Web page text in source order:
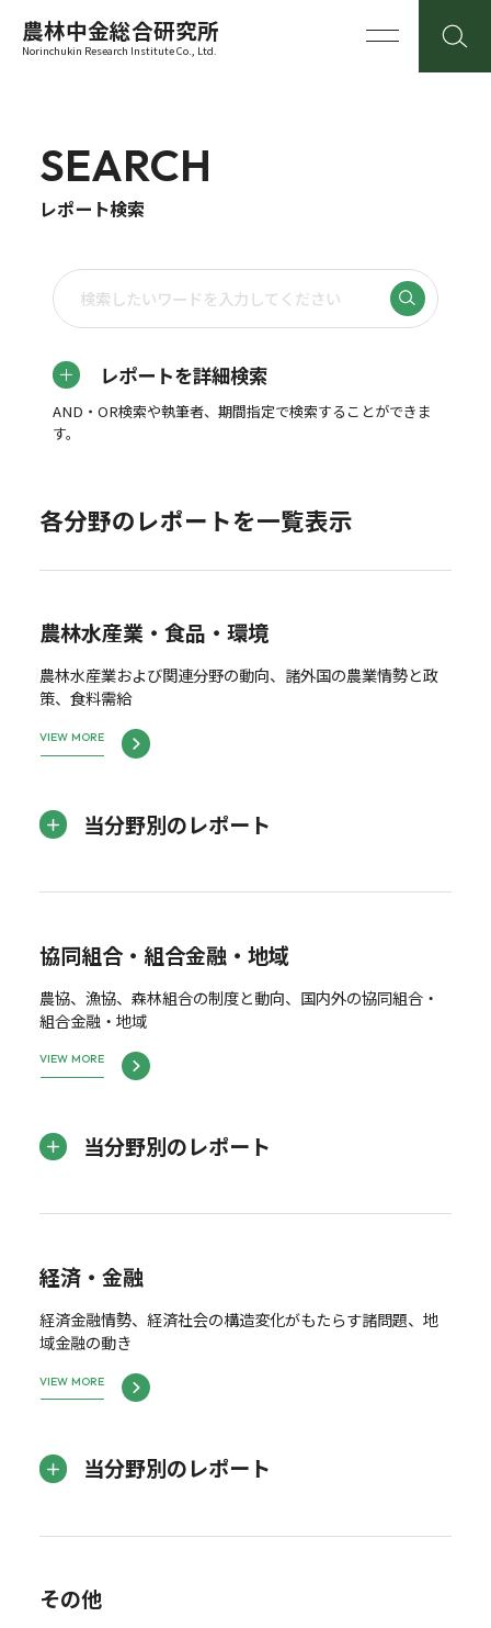
農林中金総合研究所
Norinchukin Research Institute Co., Ltd.
SEARCH
レポート検索
レポートを詳細検索
AND・OR検索や執筆者、期間指定で検索することができま
す。
各分野のレポートを一覧表示
農林水産業・食品・環境
農林水産業および関連分野の動向、諸外国の農業情勢と政
策、食料需給
VIEW MORE
当分野別のレポート
協同組合・組合金融・地域
農協、漁協、森林組合の制度と動向、国内外の協同組合・
組合金融・地域
VIEW MORE
当分野別のレポート
経済・金融
経済金融情勢、経済社会の構造変化がもたらす諸問題、地
域金融の動き
VIEW MORE
当分野別のレポート
その他